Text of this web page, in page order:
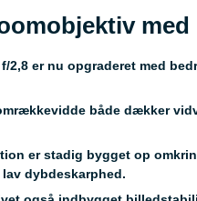
med
f/2,8 er nu opgraderet med
både dækker
er stadig bygget op
dybdeskarphed.